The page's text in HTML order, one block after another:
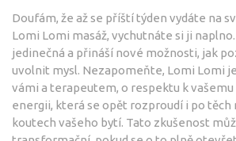
Doufám, že až se příští týden vydáte na
Lomi Lomi masáž, vychutnáte si ji naplno.
jedinečná a přináší nové možnosti, jak
uvolnit mysl. Nezapomeňte, Lomi Lomi
vámi a terapeutem, o respektu k
energii, která se opět rozproudí i po těch
koutech vašeho bytí. Tato zkušenost